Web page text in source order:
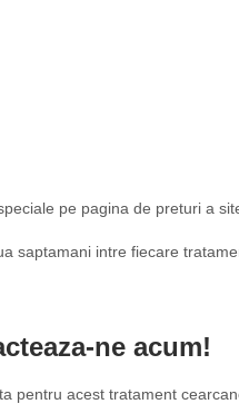
pe pagina de preturi a
saptamani intre fiecare
ne acum!
pentru acest tratament